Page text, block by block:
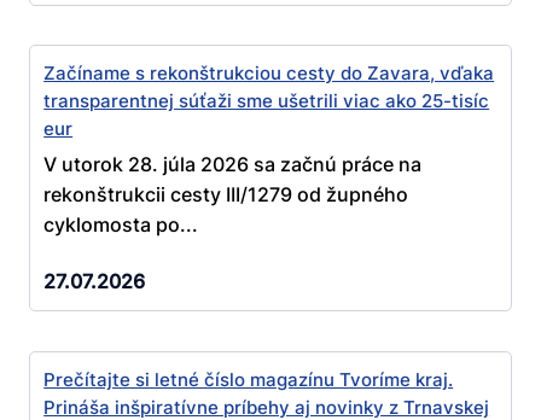
Začíname s rekonštrukciou cesty do Zavara, vďaka
transparentnej súťaži sme ušetrili viac ako 25-tisíc
eur
V utorok 28. júla 2026 sa začnú práce na
rekonštrukcii cesty III/1279 od župného
cyklomosta po...
27.07.2026
Prečítajte si letné číslo magazínu Tvoríme kraj.
Prináša inšpiratívne príbehy aj novinky z Trnavskej